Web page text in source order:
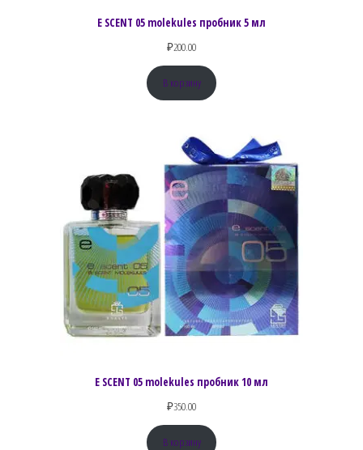
E SCENT 05 molekules пробник 5 мл
₽200.00
В корзину
E SCENT 05 molekules пробник 10 мл
₽350.00
В корзину